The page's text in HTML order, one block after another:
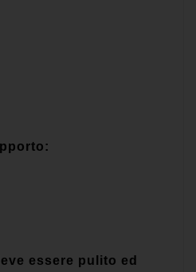
essere pulito ed